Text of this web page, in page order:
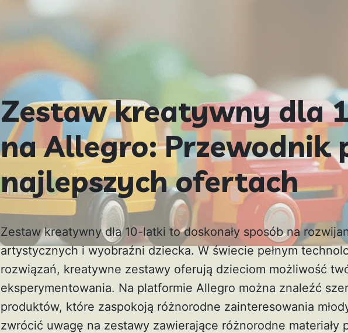
Zestaw kreatywny dla
na Allegro: Przewodnik
najlepszych ofertach
Zestaw kreatywny dla 10-latki to doskonały sposób na
artystycznych i wyobraźni dziecka. W świecie pełnym
rozwiązań, kreatywne zestawy oferują dzieciom możliwość
eksperymentowania. Na platformie Allegro można znaleźć
produktów, które zaspokoją różnorodne zainteresowania
zwrócić uwagę na zestawy zawierające różnorodne materiały